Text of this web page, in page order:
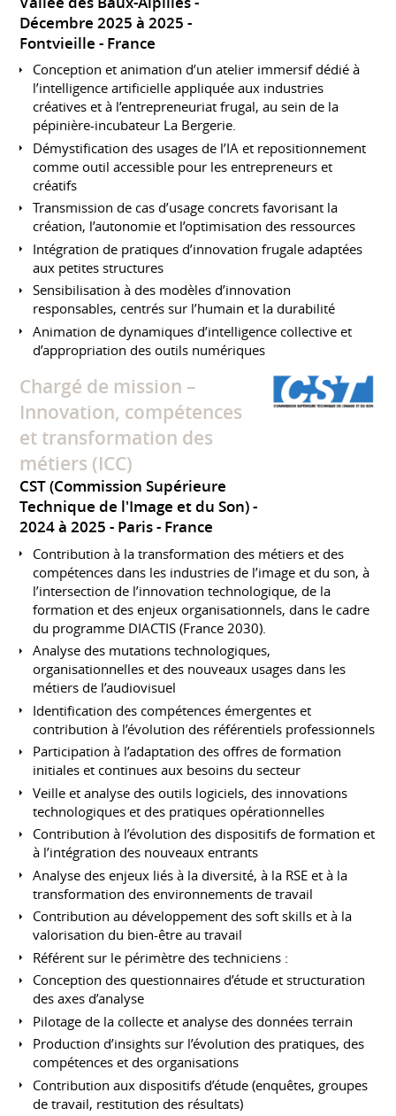
Décembre 2025 à 2025
Fontvieille
France
Conception et animation d’un atelier immersif dédié à
l’intelligence artificielle appliquée aux industries
créatives et à l’entrepreneuriat frugal, au sein de la
pépinière-incubateur La Bergerie.
Démystification des usages de l’IA et repositionnement
comme outil accessible pour les entrepreneurs et
créatifs
Transmission de cas d’usage concrets favorisant la
création, l’autonomie et l’optimisation des ressources
Intégration de pratiques d’innovation frugale adaptées
aux petites structures
Sensibilisation à des modèles d’innovation
responsables, centrés sur l’humain et la durabilité
Animation de dynamiques d’intelligence collective et
d’appropriation des outils numériques
Chargé de mission –
Innovation, compétences
et transformation des
métiers (ICC)
CST (Commission Supérieure
Technique de l'Image et du Son)
2024 à 2025 Paris France
Contribution à la transformation des métiers et des
compétences dans les industries de l’image et du son, à
l’intersection de l’innovation technologique, de la
formation et des enjeux organisationnels, dans le cadre
du programme DIACTIS (France 2030).
Analyse des mutations technologiques,
organisationnelles et des nouveaux usages dans les
métiers de l’audiovisuel
Identification des compétences émergentes et
contribution à l’évolution des référentiels professionnels
Participation à l’adaptation des offres de formation
initiales et continues aux besoins du secteur
Veille et analyse des outils logiciels, des innovations
technologiques et des pratiques opérationnelles
Contribution à l’évolution des dispositifs de formation et
à l’intégration des nouveaux entrants
Analyse des enjeux liés à la diversité, à la RSE et à la
transformation des environnements de travail
Contribution au développement des soft skills et à la
valorisation du bien-être au travail
Référent sur le périmètre des techniciens :
Conception des questionnaires d’étude et structuration
des axes d’analyse
Pilotage de la collecte et analyse des données terrain
Production d’insights sur l’évolution des pratiques, des
compétences et des organisations
Contribution aux dispositifs d’étude (enquêtes, groupes
de travail, restitution des résultats)